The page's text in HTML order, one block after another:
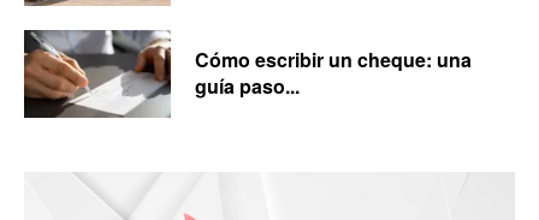
Cómo escribir un cheque: una
guía paso...